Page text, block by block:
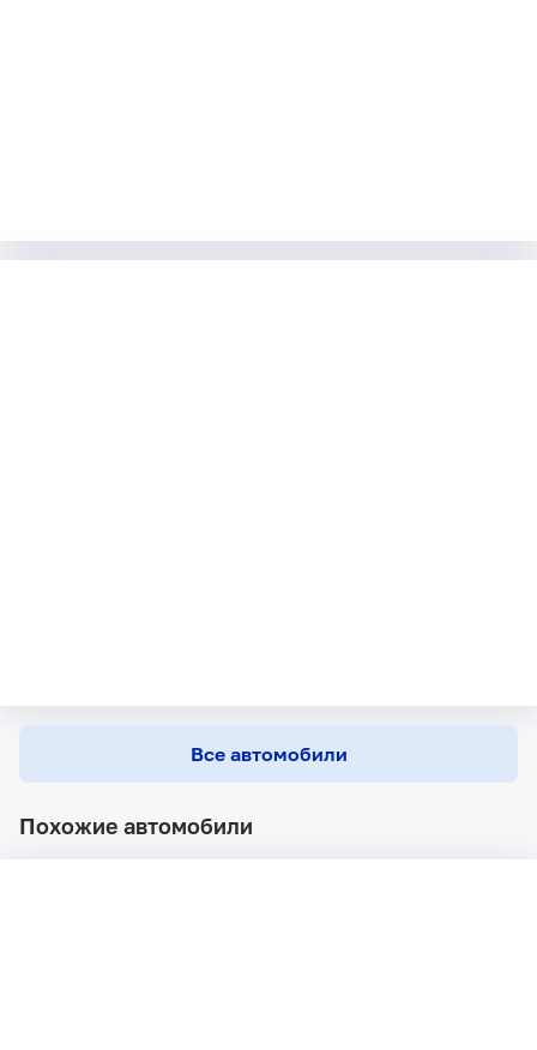
Все автомобили
Похожие автомобили